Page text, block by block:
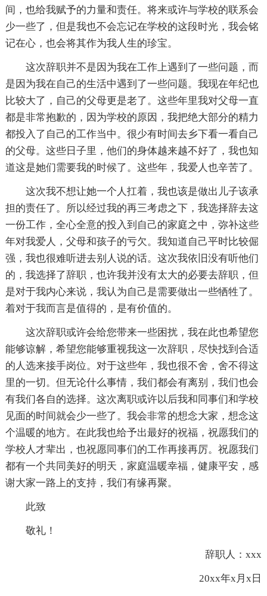
间，也给我赋予的力量和责任。将来或许与学校的联系会
少一些了，但是我也不会忘记在学校的这段时光，我会铭
记在心，也会将其作为我人生的珍宝。
这次辞职并不是因为我在工作上遇到了一些问题，而
是因为我在自己的生活中遇到了一些问题。我现在年纪也
比较大了，自己的父母更是老了。这些年里我对父母一直
都是非常抱歉的，因为学校的原因，我把绝大部分的精力
都投入了自己的工作当中。很少有时间去乡下看一看自己
的父母。这些日子里，他们的身体越来越不好了，我也知
道这是她们需要我的时候了。这些年，我爱人也辛苦了。
这次我不想让她一个人扛着，我也该是做出儿子该承
担的责任了。所以经过我的再三考虑之下，我选择辞去这
一份工作，全心全意的投入到自己的家庭之中，弥补这些
年对我爱人，父母和孩子的亏欠。我知道自己平时比较倔
强，我也很难听进去别人说的话。这次我依旧没有听他们
的，我选择了辞职，也许我并没有太大的必要去辞职，但
是对于我内心来说，我认为自己是需要做出一些牺牲了。
着对于我而言是值得的，是有价值的。
这次辞职或许会给您带来一些困扰，我在此也希望您
能够谅解，希望您能够重视我这一次辞职，尽快找到合适
的人选来接手岗位。对于这些年，我也很不舍，舍不得这
里的一切。但无论什么事情，我们都会有离别，我们也会
有我们各自的选择。这次离职或许以后我和同事们和学校
见面的时间就会少一些了。我会非常的想念大家，想念这
个温暖的地方。在此我也给予出最好的祝福，祝愿我们的
学校人才辈出，也祝愿同事们的工作再接再厉。祝愿我们
都有一个共同美好的明天，家庭温暖幸福，健康平安，感
谢大家一路上的支持，我们有缘再聚。
此致
敬礼！
辞职人：xxx
20xx年x月x日